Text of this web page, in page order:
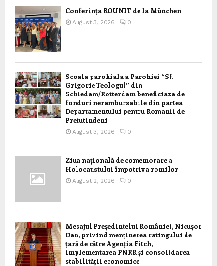
Conferința ROUNIT de la München
August 3, 2026 0
Scoala parohiala a Parohiei “Sf.
Grigorie Teologul” din
Schiedam/Rotterdam beneficiaza de
fonduri nerambursabile din partea
Departamentului pentru Romanii de
Pretutindeni
August 3, 2026 0
Ziua națională de comemorare a
Holocaustului împotriva romilor
August 2, 2026 0
Mesajul Președintelui României, Nicușor
Dan, privind menținerea ratingului de
țară de către Agenția Fitch,
implementarea PNRR și consolidarea
stabilității economice